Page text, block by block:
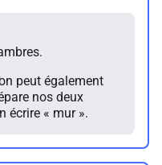
peut également
nos deux
écrire « mur ».